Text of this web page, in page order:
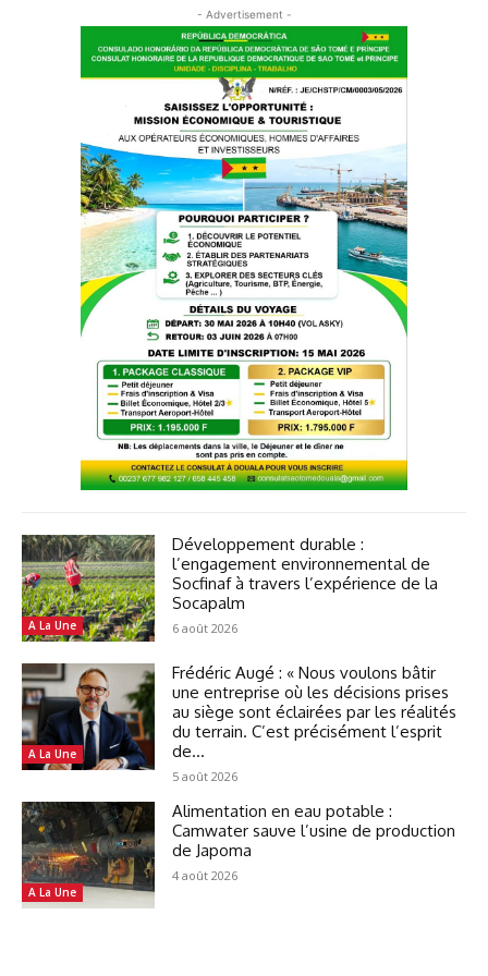
- Advertisement -
A La Une
Développement durable :
l’engagement environnemental de
Socfinaf à travers l’expérience de la
Socapalm
6 août 2026
A La Une
Frédéric Augé : « Nous voulons bâtir
une entreprise où les décisions prises
au siège sont éclairées par les réalités
du terrain. C’est précisément l’esprit
de...
5 août 2026
A La Une
Alimentation en eau potable :
Camwater sauve l’usine de production
de Japoma
4 août 2026